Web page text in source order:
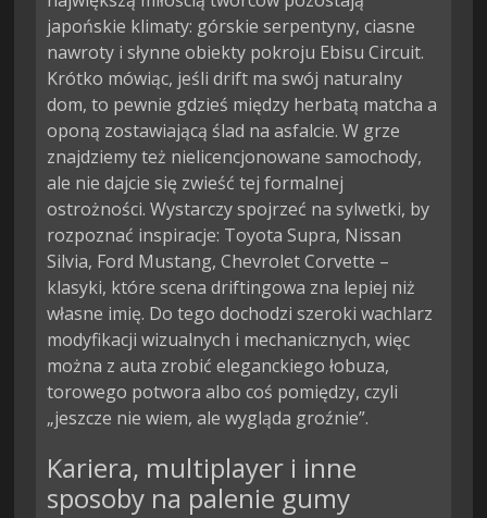
japońskie klimaty: górskie serpentyny, ciasne
nawroty i słynne obiekty pokroju Ebisu Circuit.
Krótko mówiąc, jeśli drift ma swój naturalny
dom, to pewnie gdzieś między herbatą matcha a
oponą zostawiającą ślad na asfalcie. W grze
znajdziemy też nielicencjonowane samochody,
ale nie dajcie się zwieść tej formalnej
ostrożności. Wystarczy spojrzeć na sylwetki, by
rozpoznać inspiracje: Toyota Supra, Nissan
Silvia, Ford Mustang, Chevrolet Corvette –
klasyki, które scena driftingowa zna lepiej niż
własne imię. Do tego dochodzi szeroki wachlarz
modyfikacji wizualnych i mechanicznych, więc
można z auta zrobić eleganckiego łobuza,
torowego potwora albo coś pomiędzy, czyli
„jeszcze nie wiem, ale wygląda groźnie”.
Kariera, multiplayer i inne
sposoby na palenie gumy